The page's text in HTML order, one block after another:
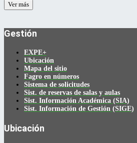
Ver más
Gestión
EXPE+
Ubicación
Mapa del sitio
Fagro en números
Sistema de solicitudes
Sist. de reservas de salas y aulas
Sist. Información Académica (SIA)
Sist. Información de Gestión (SIGE)
Ubicación